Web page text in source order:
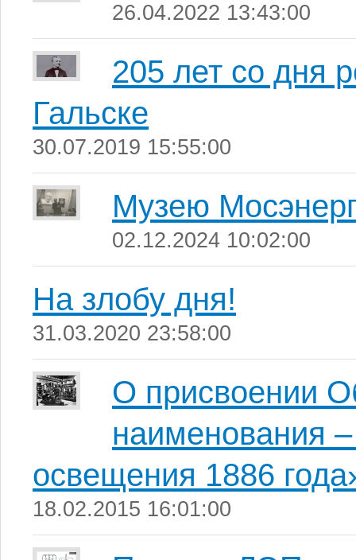
26.04.2022 13:43:00
205 лет со дня
Гальске
30.07.2019 15:55:00
Музею
02.12.2024 10:02:00
На злобу дня!
31.03.2020 23:58:00
О присвоении
наименования
освещения 1886
18.02.2015 16:01:00